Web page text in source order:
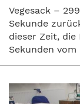
Vegesack –
Sekunde
dieser Zeit, die
Sekunden vom